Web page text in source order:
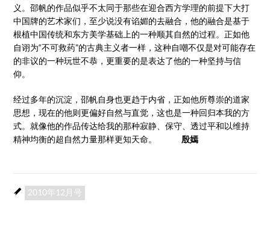
义。邵帆的作品似乎不太同于那些在迎合西方学理的前提下大打
中国牌的艺术家们，至少说没有谄媚的去融合，他的融合是基于
根植中国传统和东方美学基础上的一种顺其自然的过程。正如他
自诩为“不可救药”的古典主义者一样，这种自嘲不仅是对可能存在
的非议的一种玩世不恭，更重要的是表达了他的一种坚持与信
仰。
经过多年的沉淀，邵帆自身也更趋于内省，正如他所尊崇的道家
思想，现在的他则更偏好自然与直觉，这也是一种回归本我的方
式。就像他的作品传达给我的那种寂静、保守、透过平和以维持
精神均衡的超自然力量那样更知天命。 殷嫣
2010年12月号